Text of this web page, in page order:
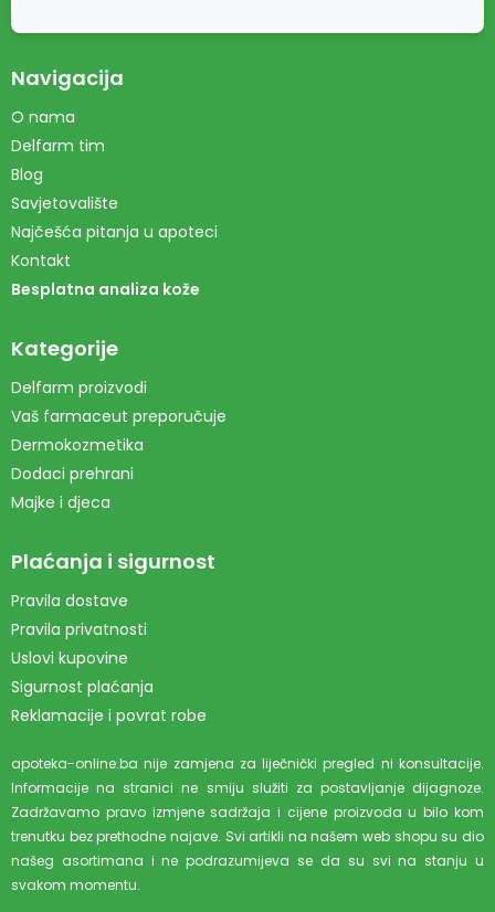
Navigacija
O nama
Delfarm tim
Blog
Savjetovalište
Najčešća pitanja u apoteci
Kontakt
Besplatna analiza kože
Kategorije
Delfarm proizvodi
Vaš farmaceut preporučuje
Dermokozmetika
Dodaci prehrani
Majke i djeca
Plaćanja i sigurnost
Pravila dostave
Pravila privatnosti
Uslovi kupovine
Sigurnost plaćanja
Reklamacije i povrat robe
apoteka-online.ba nije zamjena za liječnički pregled ni konsultacije.
Informacije na stranici ne smiju služiti za postavljanje dijagnoze.
Zadržavamo pravo izmjene sadržaja i cijene proizvoda u bilo kom
trenutku bez prethodne najave. Svi artikli na našem web shopu su dio
našeg asortimana i ne podrazumijeva se da su svi na stanju u
svakom momentu.